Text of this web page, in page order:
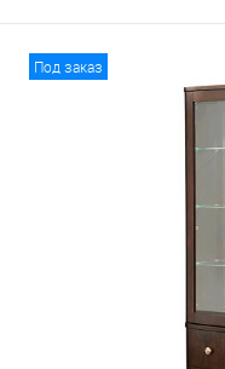
Под заказ